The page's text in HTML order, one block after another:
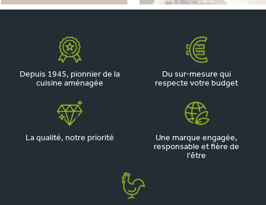
Depuis 1945, pionnier de la
cuisine aménagée
Du sur-mesure qui
respecte votre budget
La qualité, notre priorité
Une marque engagée,
responsable et fière de
l'être